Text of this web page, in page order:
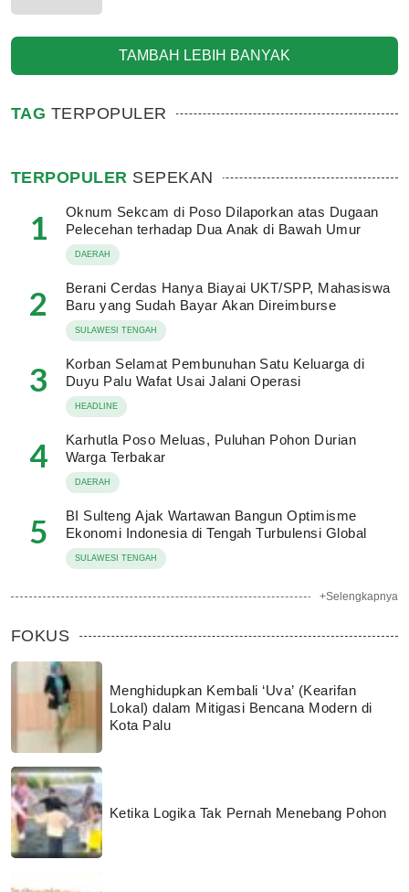
TAMBAH LEBIH BANYAK
TAG TERPOPULER
TERPOPULER SEPEKAN
1
Oknum Sekcam di Poso Dilaporkan atas Dugaan
Pelecehan terhadap Dua Anak di Bawah Umur
DAERAH
2
Berani Cerdas Hanya Biayai UKT/SPP, Mahasiswa
Baru yang Sudah Bayar Akan Direimburse
SULAWESI TENGAH
3
Korban Selamat Pembunuhan Satu Keluarga di
Duyu Palu Wafat Usai Jalani Operasi
HEADLINE
4
Karhutla Poso Meluas, Puluhan Pohon Durian
Warga Terbakar
DAERAH
5
BI Sulteng Ajak Wartawan Bangun Optimisme
Ekonomi Indonesia di Tengah Turbulensi Global
SULAWESI TENGAH
+Selengkapnya
FOKUS
Menghidupkan Kembali ‘Uva’ (Kearifan
Lokal) dalam Mitigasi Bencana Modern di
Kota Palu
Ketika Logika Tak Pernah Menebang Pohon